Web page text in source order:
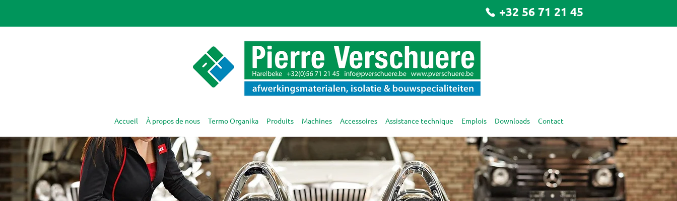
+32 56 71 21 45
Accueil À propos de nous Termo Organika Produits Machines Accessoires Assistance technique Emplois Downloads Contact